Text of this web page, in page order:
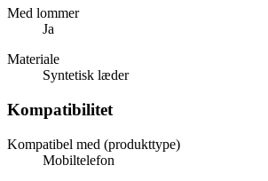
Med lommer
Ja
Materiale
Syntetisk læder
Kompatibilitet
Kompatibel med (produkttype)
Mobiltelefon